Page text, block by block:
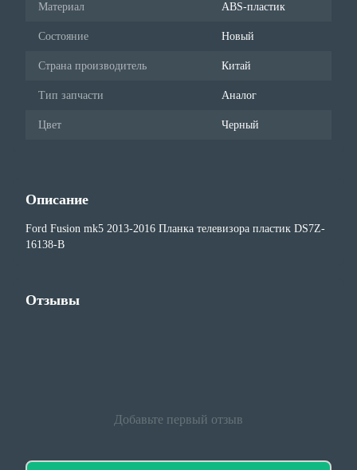
Материал ABS-пластик
Состояние Новый
Страна производитель Китай
Тип запчасти Аналог
Цвет Черный
Описание
Ford Fusion mk5 2013-2016 Планка телевизора пластик DS7Z-
16138-B
Отзывы
Добавьте первый отзыв